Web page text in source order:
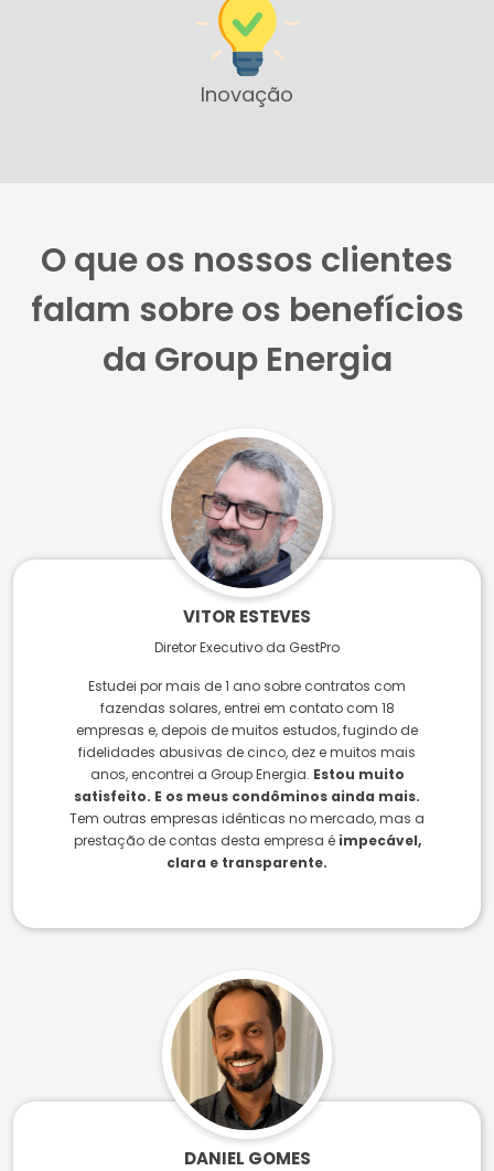
Inovação
O que os nossos clientes
falam sobre os benefícios
da Group Energia
VITOR ESTEVES
Diretor Executivo da GestPro
Estudei por mais de 1 ano sobre contratos com
fazendas solares, entrei em contato com 18
empresas e, depois de muitos estudos, fugindo de
fidelidades abusivas de cinco, dez e muitos mais
anos, encontrei a Group Energia. Estou muito
satisfeito. E os meus condôminos ainda mais.
Tem outras empresas idênticas no mercado, mas a
prestação de contas desta empresa é impecável,
clara e transparente.
DANIEL GOMES